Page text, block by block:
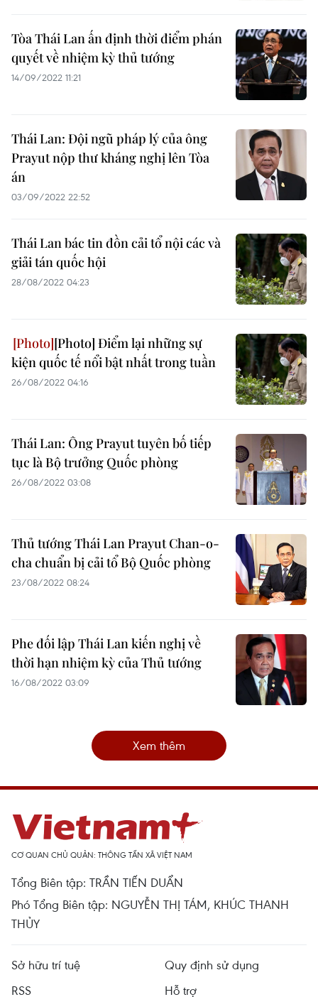
Tòa Thái Lan ấn định thời điểm phán
quyết về nhiệm kỳ thủ tướng
14/09/2022 11:21
Thái Lan: Đội ngũ pháp lý của ông
Prayut nộp thư kháng nghị lên Tòa
án
03/09/2022 22:52
Thái Lan bác tin đồn cải tổ nội các và
giải tán quốc hội
28/08/2022 04:23
[Photo] Điểm lại những sự
kiện quốc tế nổi bật nhất trong tuần
26/08/2022 04:16
Thái Lan: Ông Prayut tuyên bố tiếp
tục là Bộ trưởng Quốc phòng
26/08/2022 03:08
Thủ tướng Thái Lan Prayut Chan-o-
cha chuẩn bị cải tổ Bộ Quốc phòng
23/08/2022 08:24
Phe đối lập Thái Lan kiến nghị về
thời hạn nhiệm kỳ của Thủ tướng
16/08/2022 03:09
Xem thêm
CƠ QUAN CHỦ QUẢN: THÔNG TẤN XÃ VIỆT NAM
Tổng Biên tập: TRẦN TIẾN DUẨN
Phó Tổng Biên tập: NGUYỄN THỊ TÁM, KHÚC THANH
THỦY
Sở hữu trí tuệ
Quy định sử dụng
RSS
Hỗ trợ